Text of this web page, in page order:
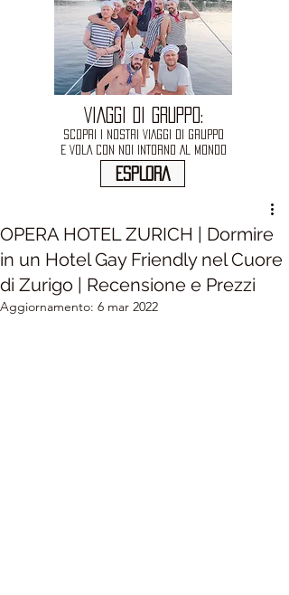
VIAGGI DI GRUPPO:
SCOPRI I NOSTRI VIAGGI DI GRUPPO
E VOLA CON NOI INTORNO AL MONDO
ESPLORA
OPERA HOTEL ZURICH | Dormire
in un Hotel Gay Friendly nel Cuore
di Zurigo | Recensione e Prezzi
Aggiornamento: 6 mar 2022